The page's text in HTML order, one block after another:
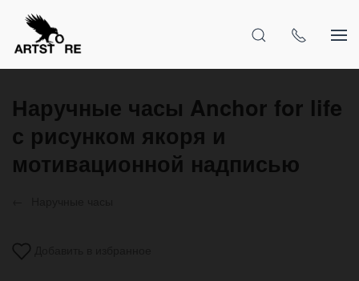
Наручные часы Anchor for life
с рисунком якоря и
мотивационной надписью